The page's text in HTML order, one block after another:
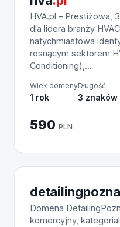
HVA.pl – Prestiżowa,
dla lidera branży
natychmiastowa
rosnącym sektorem
Conditioning),...
Wiek domeny
1 rok
Długość
3 znaków
590 PLN
Domena
komercyjny,